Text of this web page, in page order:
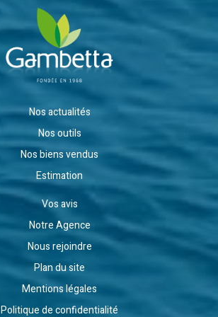
Nos actualités
Nos outils
Nos biens vendus
Estimation
Vos avis
Notre Agence
Nous rejoindre
Plan du site
Mentions légales
Politique de confidentialité